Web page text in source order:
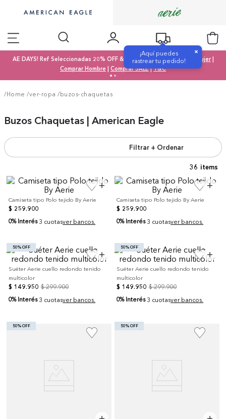
¡Aquí puedes
rastrear tu pedido!
×
AE DAYS! Ref Seleccionadas 20% OFF & SALE 50% OFF | Comprar Mujer|
Comprar Hombre | Comprar SALE|T&C
/Home /ver-ropa / buzos-chaquetas
Buzos Chaquetas | American Eagle
Filtrar + Ordenar
36
Camiseta tipo Polo tejido By Aerie
$ 259.900
0% Interés 3 cuotasver bancos.
Camiseta tipo Polo tejido By Aerie
$ 259.900
0% Interés 3 cuotasver bancos.
50% OFF
Suéter Aerie cuello redondo tenido
multicolor
$ 149.950 $ 299.900
0% Interés 3 cuotasver bancos.
50% OFF
Suéter Aerie cuello redondo tenido
multicolor
$ 149.950 $ 299.900
0% Interés 3 cuotasver bancos.
50% OFF 50% OFF